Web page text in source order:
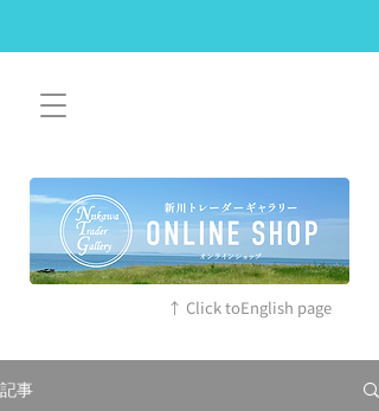
↑ Click toEnglish page
記事